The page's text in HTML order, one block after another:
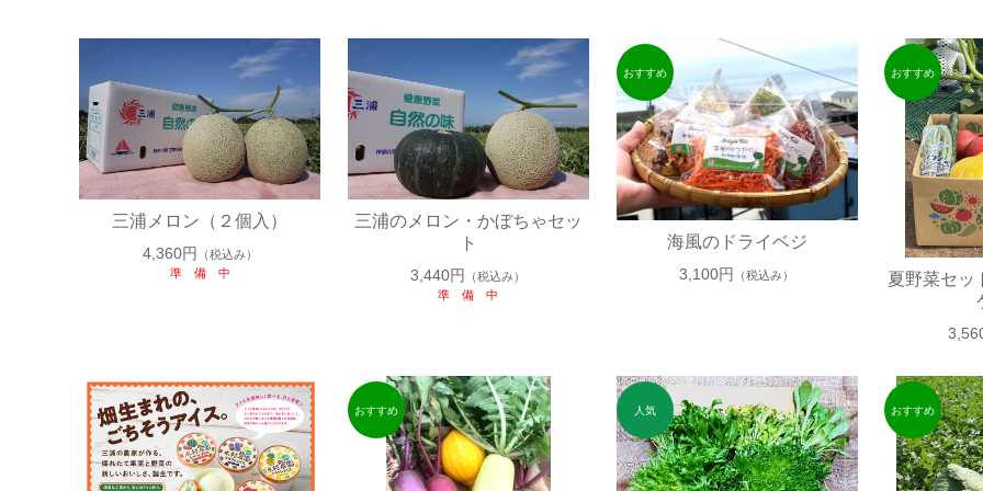
三浦メロン（２個入）
4,360円
（税込み）
準 備 中
三浦のメロン・かぼちゃセッ
ト
3,440円
（税込み）
準 備 中
海風のドライベジ
3,100円 （税込み）
夏野菜セッ